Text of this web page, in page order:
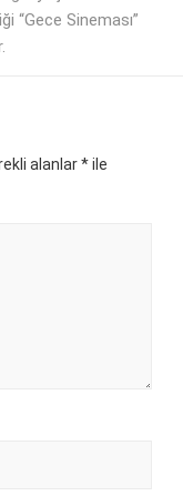
“Gece Sineması”
alanlar*ile